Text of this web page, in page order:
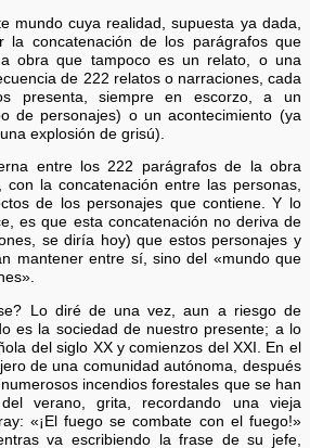
mundo cuya realidad, supuesta ya dada,
la concatenación de los parágrafos que
obra que tampoco es un relato, o una
de 222 relatos o narraciones, cada
presenta, siempre en escorzo, a un
de personajes) o un acontecimiento (ya
explosión de grisú).
entre los 222 parágrafos de la obra
la concatenación entre las personas,
de los personajes que contiene. Y lo
es que esta concatenación no deriva de
se diría hoy) que estos personajes y
mantener entre sí, sino del «mundo que
Lo diré de una vez, aun a riesgo de
es la sociedad de nuestro presente; a lo
del siglo XX y comienzos del XXI. En el
de una comunidad autónoma, después
incendios forestales que se han
verano, grita, recordando una vieja
«¡El fuego se combate con el fuego!»
va escribiendo la frase de su jefe,